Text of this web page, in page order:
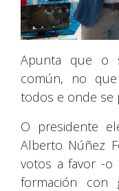
Apunta que o
común, no
todos e onde se
O presidente
Alberto Núñez
votos a favor -o
formación